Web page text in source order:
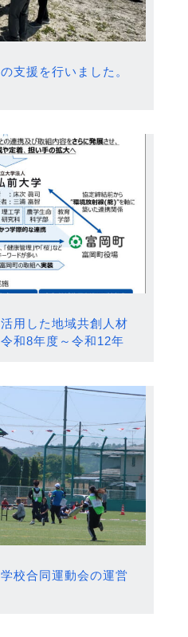
支援を行いました。
用した地域共創人材
和8年度～令和12年
校合同運動会の運営